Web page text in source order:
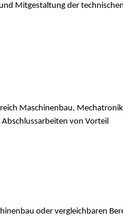
Mitgestaltung der
Maschinenbau,
von Vorteil
oder vergleichbaren